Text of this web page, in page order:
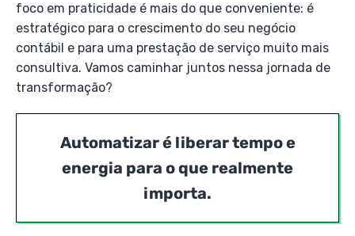
foco em praticidade é mais do que conveniente: é
estratégico para o crescimento do seu negócio
contábil e para uma prestação de serviço muito mais
consultiva. Vamos caminhar juntos nessa jornada de
transformação?
Automatizar é liberar tempo e
energia para o que realmente
importa.